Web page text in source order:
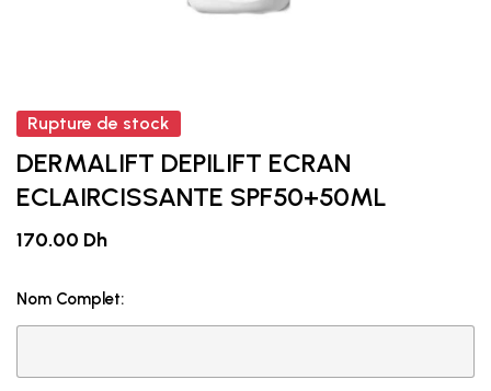
Rupture de stock
DERMALIFT DEPILIFT ECRAN
ECLAIRCISSANTE SPF50+50ML
170.00 Dh
Nom Complet: